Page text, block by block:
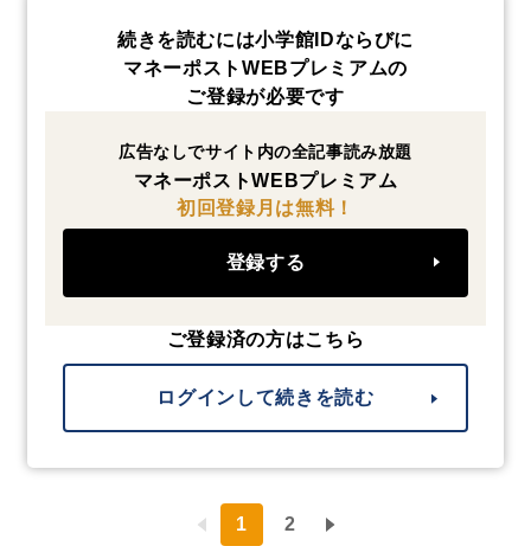
続きを読むには小学館IDならびに
マネーポストWEBプレミアムの
ご登録が必要です
広告なしでサイト内の全記事読み放題
マネーポストWEBプレミアム
初回登録月は無料！
登録する
ご登録済の方はこちら
ログインして続きを読む
1 2